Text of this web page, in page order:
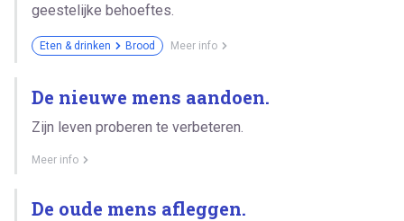
geestelijke behoeftes.
Eten & drinken Brood Meer info
De nieuwe mens aandoen.
Zijn leven proberen te verbeteren.
Meer info
De oude mens afleggen.